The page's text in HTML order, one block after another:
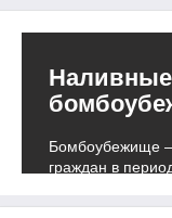
Бомбоубежище
граждан в
защитить людей